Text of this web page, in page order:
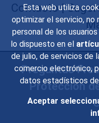
Esta web utiliza
optimizar el servicio,
personal de los
lo dispuesto en el
de julio, de servicios de
comercio electrónico,
datos estadísticos
Aceptar
Contacto|
Preguntas
Protección